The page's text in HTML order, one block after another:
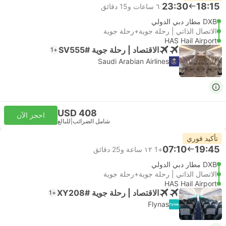
18:15
23:30 ٦ ساعات و‫15 دقائق
DXB مطار دبي الدولي
الاتصال الذاتي | رحلة جوية+رحلة جوية
HAS Hail Airport
الاقتصاد | رحلة جوية #SV555 +1
Saudi Arabian Airlines
USD 408
شامل الضرائب للبالغ
احجز الآن
تأكيد فوري
19:45
07:10
+1
١٢ ساعة و‫25 دقائق
DXB مطار دبي الدولي
الاتصال الذاتي | رحلة جوية+رحلة جوية
HAS Hail Airport
الاقتصاد | رحلة جوية #XY208 +1
Flynas